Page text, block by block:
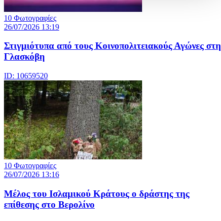
10 Φωτογραφίες
26/07/2026 13:19
Στιγμιότυπα από τους Κοινοπολιτειακούς Αγώνες στη
Γλασκόβη
ID: 10659520
10 Φωτογραφίες
26/07/2026 13:16
Μέλος του Ισλαμικού Κράτους o δράστης της
επίθεσης στο Βερολίνο